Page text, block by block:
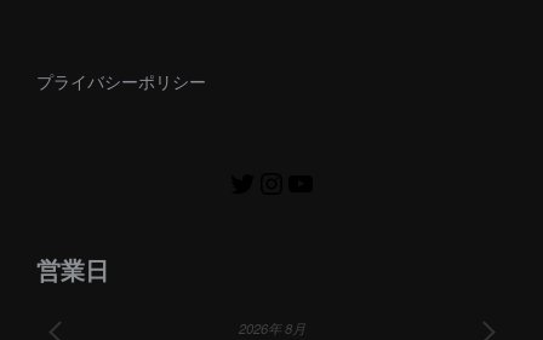
プライバシーポリシー
営業日
2026年 8月